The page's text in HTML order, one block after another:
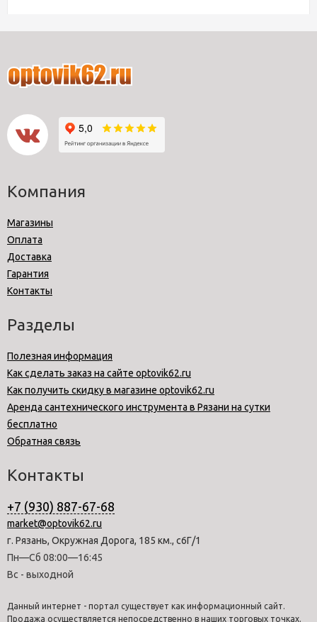
Компания
Магазины
Оплата
Доставка
Гарантия
Контакты
Разделы
Полезная информация
Как сделать заказ на сайте optovik62.ru
Как получить скидку в магазине optovik62.ru
Аренда сантехнического инструмента в Рязани на сутки
бесплатно
Обратная связь
Контакты
+7 (930) 887-67-68
market@optovik62.ru
г. Рязань, Окружная Дорога, 185 км., с6Г/1
Пн—Сб 08:00—16:45
Вс - выходной
Данный интернет - портал существует как информационный сайт.
Продажа осуществляется непосредственно в наших торговых точках.